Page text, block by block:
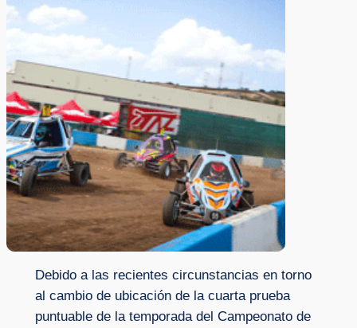
Debido a las recientes circunstancias en torno
al cambio de ubicación de la cuarta prueba
puntuable de la temporada del Campeonato de